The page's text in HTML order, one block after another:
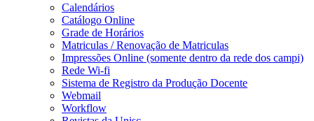
Calendários
Catálogo Online
Grade de Horários
Matriculas / Renovação de Matriculas
Impressões Online (somente dentro da rede dos campi)
Rede Wi-fi
Sistema de Registro da Produção Docente
Webmail
Workflow